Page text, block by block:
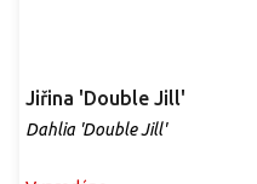
Jiřina 'Double Jill'
Dahlia 'Double Jill'